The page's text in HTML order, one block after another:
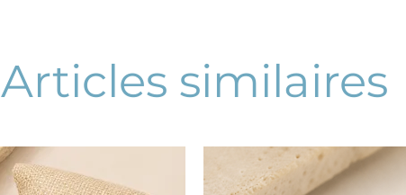
Articles similaires